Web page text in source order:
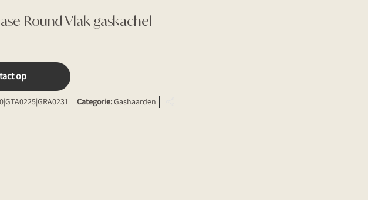
Round Vlak gaskachel
op
Categorie:Gashaarden